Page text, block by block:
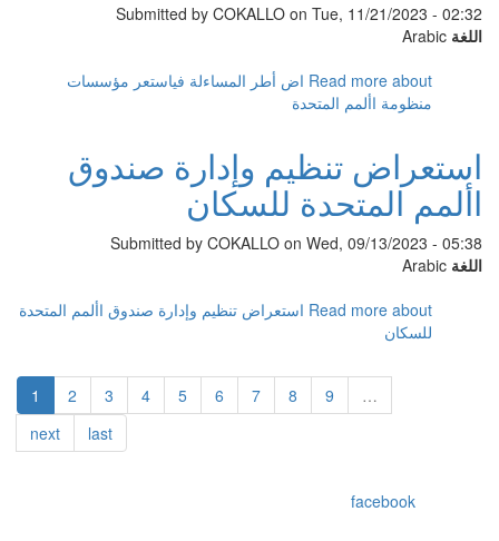
Submitted by COKALLO on Tue, 11/21/2023 - 02:32
اللغة
Read more about اض أطر المساءلة فياستعر مؤسسات
منظومة األمم المتحدة
استعراض تنظيم وإدارة صندوق
األمم المتحدة للسكان
Submitted by COKALLO on Wed, 09/13/2023 - 05:38
اللغة
Read more about استعراض تنظيم وإدارة صندوق األمم المتحدة
للسكان
1 2 3 4 5 6 7 8 9
…
next
last
facebook